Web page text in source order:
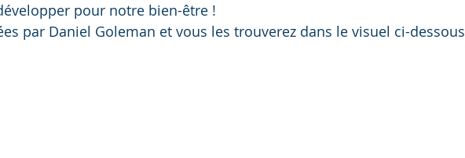
pour notre bien-être !
par Daniel Goleman et vous les trouverez dans le visuel ci-dessous